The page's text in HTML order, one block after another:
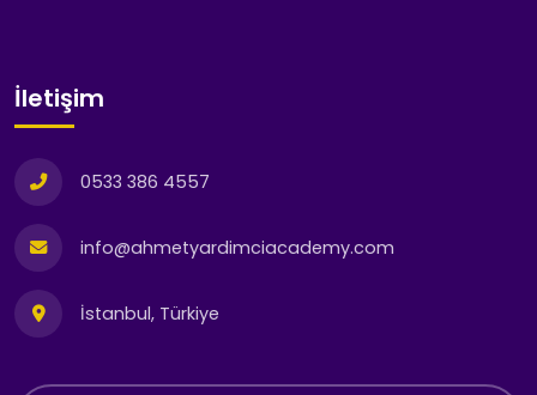
İletişim
0533 386 4557
info@ahmetyardimciacademy.com
İstanbul, Türkiye